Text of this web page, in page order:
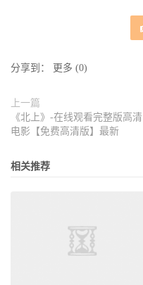
分享到： 更多 (0)
上一篇
《北上》-在线观看完整版高清
电影【免费高清版】最新
相关推荐